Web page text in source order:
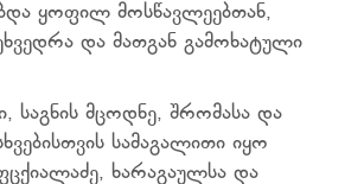
ყოფილ მოსწავლეებთან,
და მათგან გამოხატული
საგნის მცოდნე, შრომასა და
სამაგალითი იყო
ხარაგაულსა და